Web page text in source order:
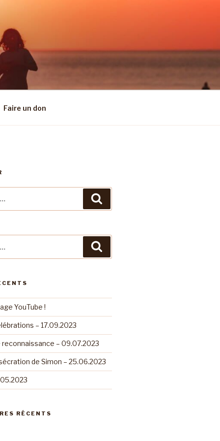
Faire un don
YouTube !
– 17.09.2023
– 09.07.2023
de Simon – 25.06.2023
RÉCENTS